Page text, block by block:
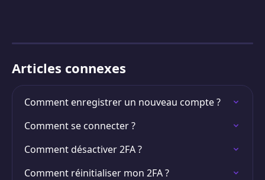
Articles connexes
Comment enregistrer un nouveau compte ?
Comment se connecter ?
Comment désactiver 2FA ?
Comment réinitialiser mon 2FA ?